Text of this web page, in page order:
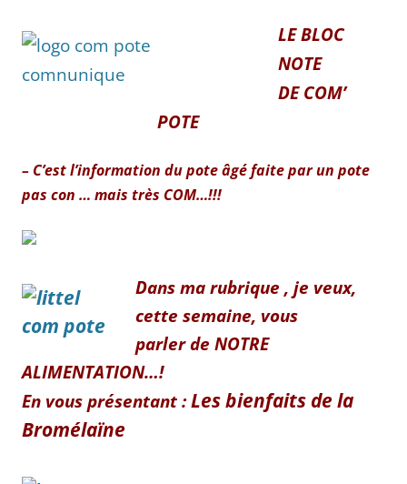
LE BLOC
NOTE
DE COM’
POTE
– C’est l’information du pote âgé faite par un pote
pas con … mais très COM…!!!
Dans ma rubrique , je veux,
cette semaine, vous
parlerde NOTRE
ALIMENTATION…!
En vous présentant :Les bienfaits de la
Bromélaïne